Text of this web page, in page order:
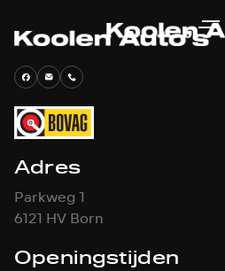
Adres
Parkweg 1
6121 HV Born
Openingstijden